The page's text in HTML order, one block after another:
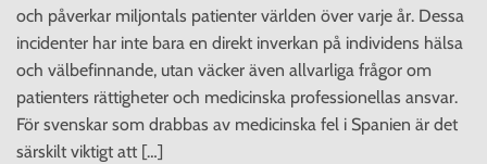
och påverkar miljontals patienter världen över varje år. Dessa
incidenter har inte bara en direkt inverkan på individens hälsa
och välbefinnande, utan väcker även allvarliga frågor om
patienters rättigheter och medicinska professionellas ansvar.
För svenskar som drabbas av medicinska fel i Spanien är det
särskilt viktigt att […]